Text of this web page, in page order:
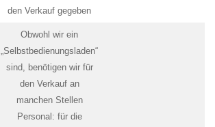
den Verkauf gegeben
Obwohl wir ein
„Selbstbedienungsladen“
sind, benötigen wir für
den Verkauf an
manchen Stellen
Personal: für die